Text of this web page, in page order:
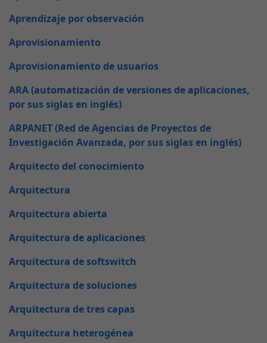
Aprendizaje por observación
Aprovisionamiento
Aprovisionamiento de usuarios
ARA (automatización de versiones de aplicaciones,
por sus siglas en inglés)
ARPANET (Red de Agencias de Proyectos de
Investigación Avanzada, por sus siglas en inglés)
Arquitecto del conocimiento
Arquitectura
Arquitectura abierta
Arquitectura de aplicaciones
Arquitectura de softswitch
Arquitectura de soluciones
Arquitectura de tres capas
Arquitectura heterogénea